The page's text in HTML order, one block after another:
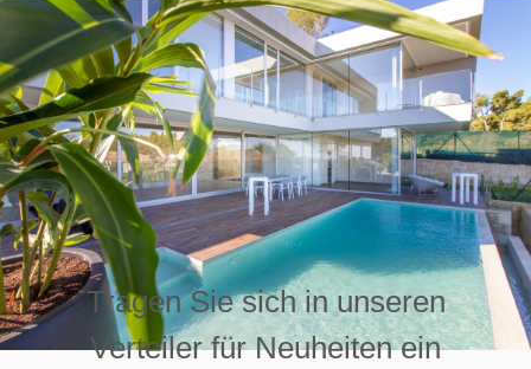
Tragen Sie sich in unseren
Verteiler für Neuheiten ein